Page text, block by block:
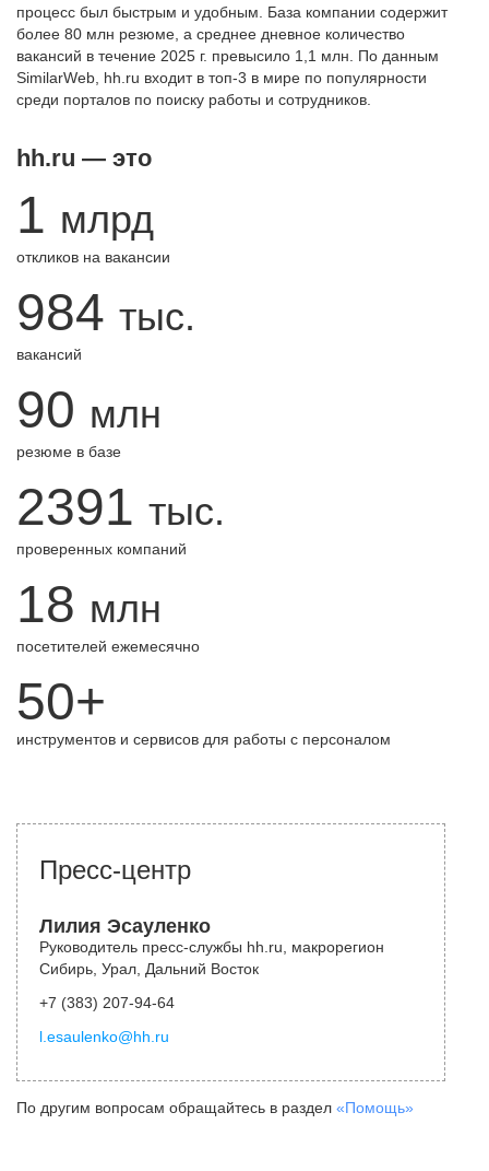
процесс был быстрым и удобным. База компании содержит
более 80 млн резюме, а среднее дневное количество
вакансий в течение 2025 г. превысило 1,1 млн. По данным
SimilarWeb, hh.ru входит в топ-3 в мире по популярности
среди порталов по поиску работы и сотрудников.
hh.ru — это
1 млрд
откликов на вакансии
984 тыс.
вакансий
90 млн
резюме в базе
2391 тыс.
проверенных компаний
18 млн
посетителей ежемесячно
50+
инструментов и сервисов для работы с персоналом
Пресс-центр
Лилия Эсауленко
Руководитель пресс-службы hh.ru, макрорегион
Сибирь, Урал, Дальний Восток
+7 (383) 207-94-64
l.esaulenko@hh.ru
По другим вопросам обращайтесь в раздел «Помощь»